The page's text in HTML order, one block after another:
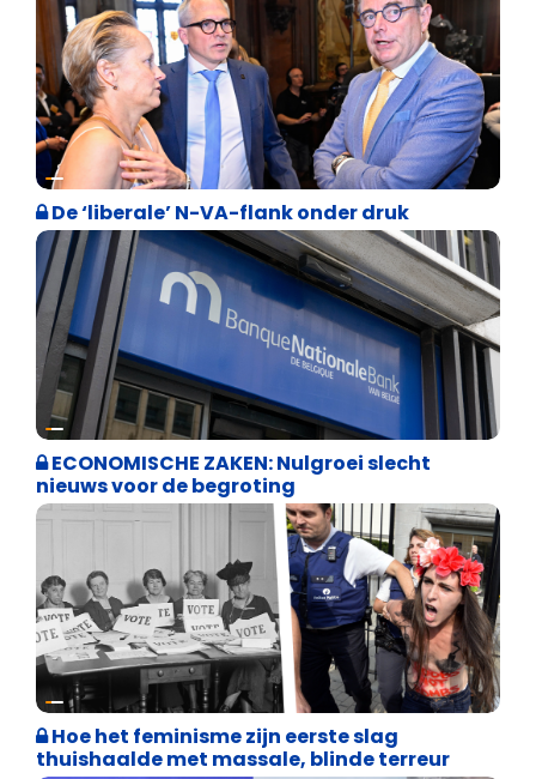
Binnenland politiek
De ‘liberale’ N-VA-flank onder druk
Binnenland politiek
ECONOMISCHE ZAKEN: Nulgroei slecht
nieuws voor de begroting
Cultuuroorlog
Hoe het feminisme zijn eerste slag
thuishaalde met massale, blinde terreur